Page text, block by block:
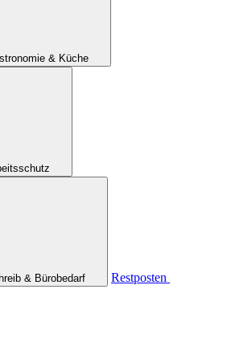
& Küche
& Bürobedarf
Restposten